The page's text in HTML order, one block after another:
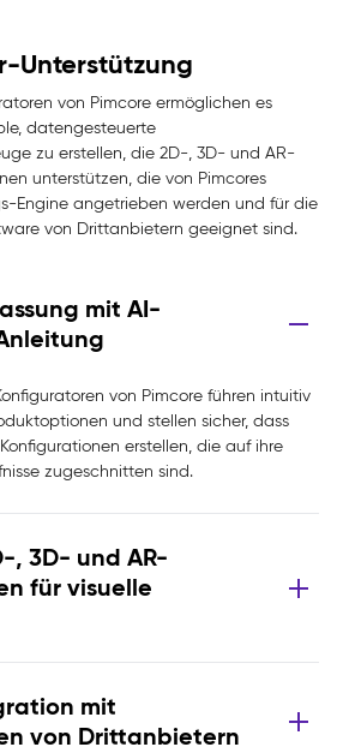
Unterstützung
von Pimcore ermöglichen es
datengesteuerte
zu erstellen, die 2D-, 3D- und AR-
unterstützen, die von Pimcores
Engine angetrieben werden und für die
von Drittanbietern geeignet sind.
mit AI-
von Pimcore führen intuitiv
und stellen sicher, dass
erstellen, die auf ihre
zugeschnitten sind.
, 3D- und AR-
für visuelle
mit
von Drittanbietern